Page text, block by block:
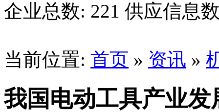
企业总数: 221 供应信息
当前位置: 首页 » 资讯 »
我国电动工具产业